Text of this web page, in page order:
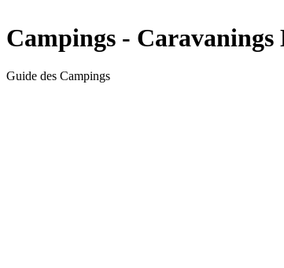
Campings -
Guide des Campings